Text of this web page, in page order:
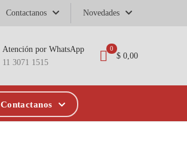
Contactanos Novedades
Atención por WhatsApp
11 3071 1515
0
$ 0,00
Contactanos